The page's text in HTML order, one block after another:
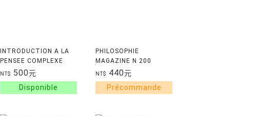
INTRODUCTION A LA
PENSEE COMPLEXE
NT$ 500元
PHILOSOPHIE
MAGAZINE N 200
SPECIAL
ANNIVERSAIRE : ON
CHANGE D'ERE ? - JUIN
NT$ 440元